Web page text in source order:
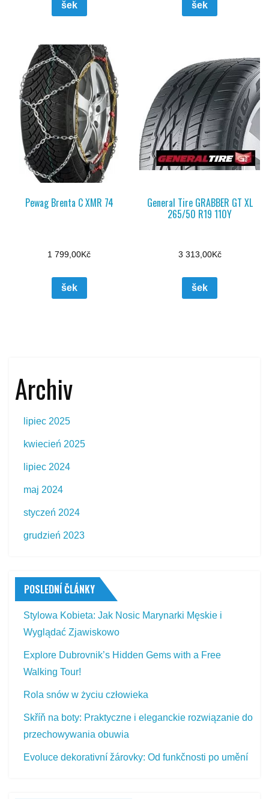
šek šek
Pewag Brenta C XMR 74
1 799,00Kč
šek
General Tire GRABBER GT XL
265/50 R19 110Y
3 313,00Kč
šek
Archiv
lipiec 2025
kwiecień 2025
lipiec 2024
maj 2024
styczeń 2024
grudzień 2023
POSLEDNÍ ČLÁNKY
Stylowa Kobieta: Jak Nosic Marynarki Męskie i
Wyglądać Zjawiskowo
Explore Dubrovnik’s Hidden Gems with a Free
Walking Tour!
Rola snów w życiu człowieka
Skříň na boty: Praktyczne i eleganckie rozwiązanie do
przechowywania obuwia
Evoluce dekorativní žárovky: Od funkčnosti po umění